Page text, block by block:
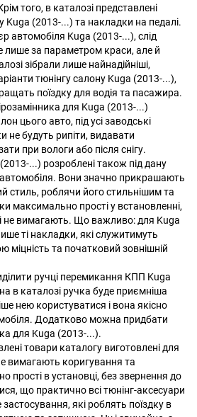
того, в каталозі представлені
Kuga (2013-...) та накладки на педалі.
автомобіля Kuga (2013-...), слід
лише за параметром краси, але й
зібрали лише найнадійніші,
тюнінгу салону Kuga (2013-...),
поїздку для водія та пасажира.
для Kuga (2013-...)
цього авто, під усі заводські
не будуть рипіти, видавати
при вологи або після снігу.
...) розроблені також під дану
Вони значно прикрашають
стиль, роблячи його стильнішим та
максимально прості у встановленні,
не вимагають. Що важливо: для Kuga
ті накладки, які служитимуть
міцність та початковий зовнішній
ручці перемикання КПП Kuga
в каталозі ручка буде приємніша
нею користуватися і вона якісно
Додатково можна придбати
для Kuga (2013-...).
товари каталогу виготовлені для
вимагають коригування та
прості в установці, без звернення до
що практично всі тюнінг-аксесуари
які роблять поїздку в